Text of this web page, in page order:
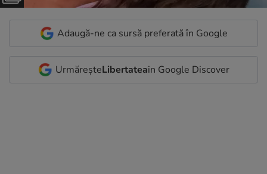
Adaugă-ne ca sursă preferată în Google
UrmăreșteLibertateain Google Discover